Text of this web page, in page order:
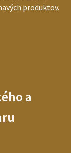
produktov.
a